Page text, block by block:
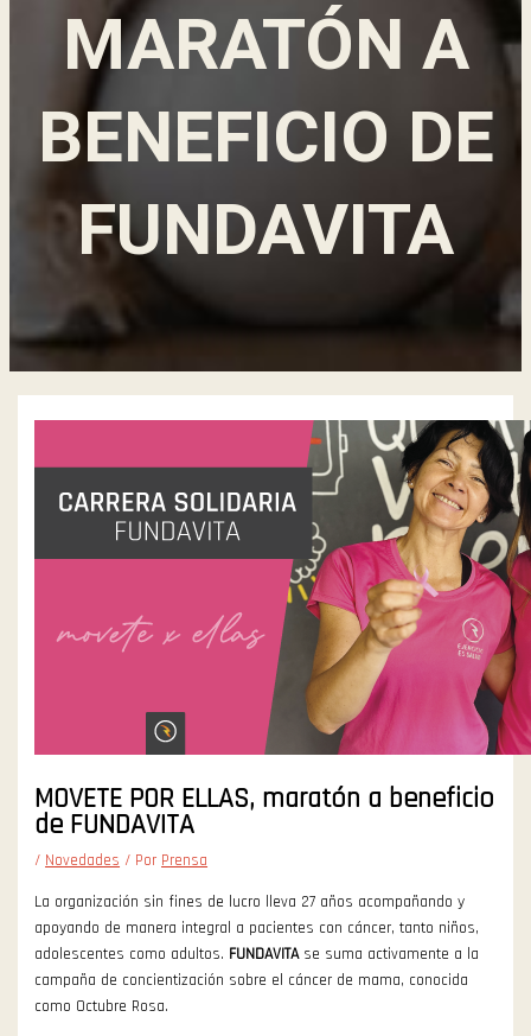
MARATÓN A
BENEFICIO DE
FUNDAVITA
MOVETE POR ELLAS, maratón a beneficio
de FUNDAVITA
/ Novedades / Por Prensa
La organización sin fines de lucro lleva 27 años acompañando y
apoyando de manera integral a pacientes con cáncer, tanto niños,
adolescentes como adultos. FUNDAVITAse suma activamente a la
campaña de concientización sobre el cáncer de mama, conocida
como Octubre Rosa.